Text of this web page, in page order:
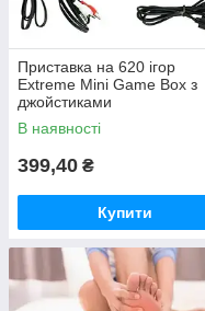
Приставка на 620 ігор
Extreme Mini Game Box з
джойстиками
В наявності
399,40 ₴
Купити